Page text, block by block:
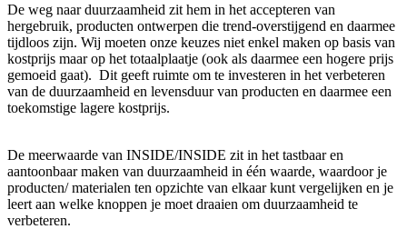
De weg naar duurzaamheid zit hem in het accepteren van
hergebruik, producten ontwerpen die trend-overstijgend en daarmee
tijdloos zijn. Wij moeten onze keuzes niet enkel maken op basis van
kostprijs maar op het totaalplaatje (ook als daarmee een hogere prijs
gemoeid gaat). Dit geeft ruimte om te investeren in het verbeteren
van de duurzaamheid en levensduur van producten en daarmee een
toekomstige lagere kostprijs.
De meerwaarde van INSIDE/INSIDE zit in het tastbaar en
aantoonbaar maken van duurzaamheid in één waarde, waardoor je
producten/ materialen ten opzichte van elkaar kunt vergelijken en je
leert aan welke knoppen je moet draaien om duurzaamheid te
verbeteren.